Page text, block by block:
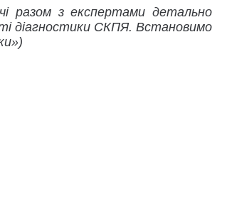
разом з експертами детально
діагностики СКПЯ. Встановимо